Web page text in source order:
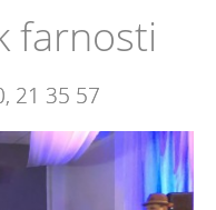
farnosti
21 35 57